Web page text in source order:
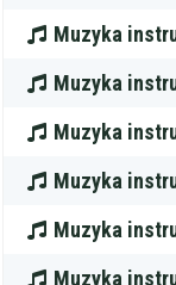
Zakres
Nauczanie
Muzyka
Muzyka
Muzyka
Muzyka
Muzyka
Muzyka